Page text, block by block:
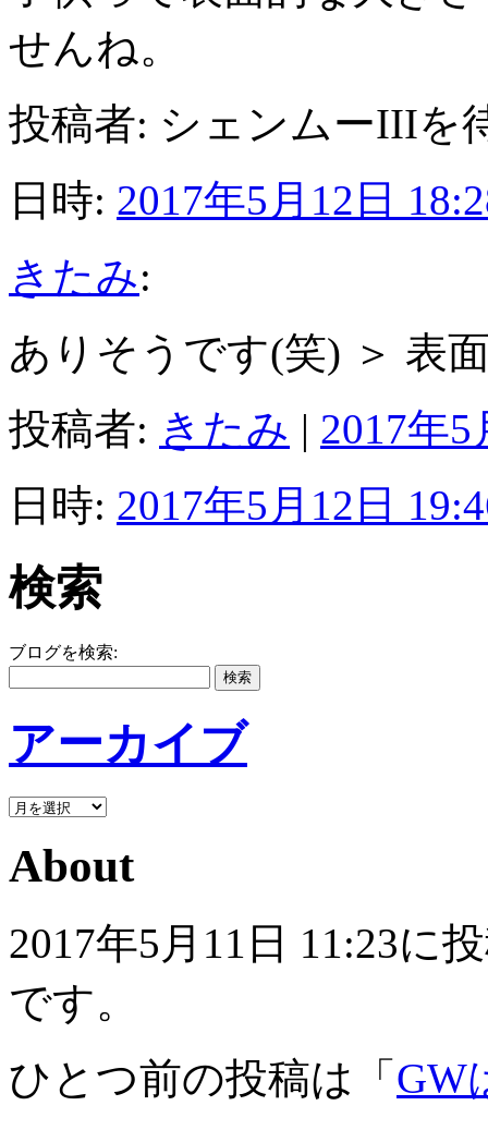
せんね。
投稿者: シェンムーIIIを
日時: 2017年5月12日
きたみ:
ありそうです(笑) ＞ 表
投稿者: きたみ | 2017年5
日時: 2017年5月12日
検索
ブログを検索:
アーカイブ
About
2017年5月11日 11:23に
です。
ひとつ前の投稿は「 GW